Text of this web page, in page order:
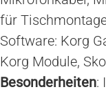
für
Software: Korg
Korg Module,
Besonderheiten: